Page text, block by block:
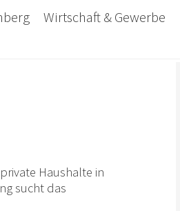
Wirtschaft & Gewerbe
Haushalte in
sucht das